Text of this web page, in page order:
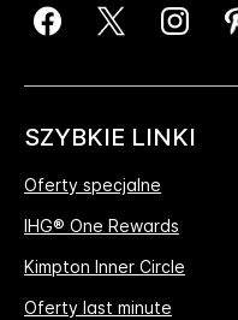
SZYBKIE LINKI
Oferty specjalne
IHG® One Rewards
Kimpton Inner Circle
Oferty last minute